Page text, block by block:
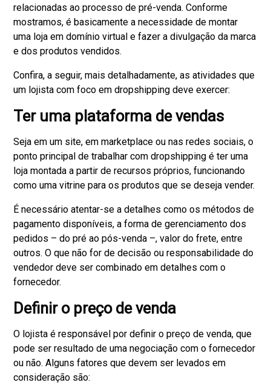
relacionadas ao processo de pré-venda. Conforme
mostramos, é basicamente a necessidade de montar
uma loja em domínio virtual e fazer a divulgação da marca
e dos produtos vendidos.
Confira, a seguir, mais detalhadamente, as atividades que
um lojista com foco em dropshipping deve exercer:
Ter uma plataforma de vendas
Seja em um site, em marketplace ou nas redes sociais, o
ponto principal de trabalhar com dropshipping é ter uma
loja montada a partir de recursos próprios, funcionando
como uma vitrine para os produtos que se deseja vender.
É necessário atentar-se a detalhes como os métodos de
pagamento disponíveis, a forma de gerenciamento dos
pedidos – do pré ao pós-venda –, valor do frete, entre
outros. O que não for de decisão ou responsabilidade do
vendedor deve ser combinado em detalhes com o
fornecedor.
Definir o preço de venda
O lojista é responsável por definir o preço de venda, que
pode ser resultado de uma negociação com o fornecedor
ou não. Alguns fatores que devem ser levados em
consideração são: